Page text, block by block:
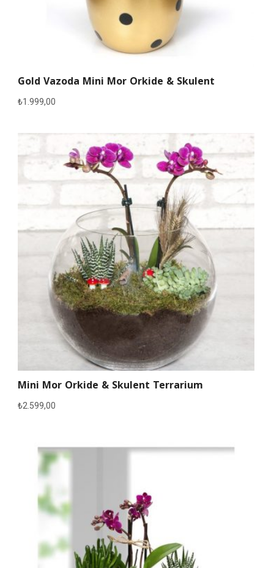
Gold Vazoda Mini Mor Orkide & Skulent
₺1.999,00
Mini Mor Orkide & Skulent Terrarium
₺2.599,00